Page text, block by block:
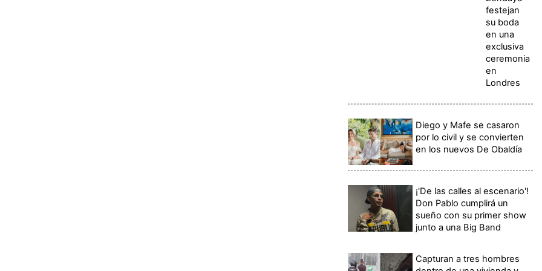
festejan
su boda
en una
exclusiva
ceremonia
en
Londres
Diego y Mafe se casaron
por lo civil y se convierten
en los nuevos De Obaldía
¡'De las calles al escenario'!
Don Pablo cumplirá un
sueño con su primer show
junto a una Big Band
Capturan a tres hombres